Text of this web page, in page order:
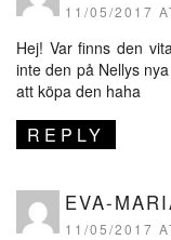
11/05/2017
Hej! Var finns den
inte den på Nellys
att köpa den haha
REPLY
EVA-
11/05/2017